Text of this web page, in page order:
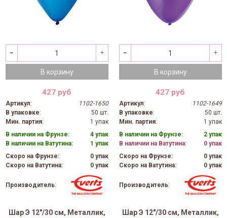
В корзину
427 руб
Артикул:
1102-1650
В упаковке:
50 шт.
Мин. партия:
1 упак
В наличии на Фрунзе:
4 упак
В наличии на Ватутина:
1 упак
Скоро на Фрунзе:
0 упак
Скоро на Ватутина:
0 упак
Производитель:
В корзину
427 руб
Артикул:
1102-1649
В упаковке:
50 шт.
Мин. партия:
1 упак
В наличии на Фрунзе:
2 упак
В наличии на Ватутина:
0 упак
Скоро на Фрунзе:
0 упак
Скоро на Ватутина:
0 упак
Производитель:
Шар Э 12"/30 см, Металлик, Шар Э 12"/30 см, Металлик,